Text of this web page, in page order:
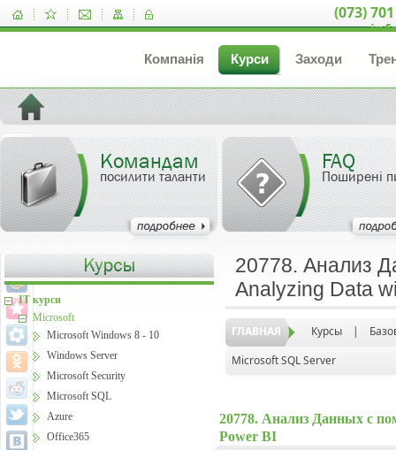
(073)
Компанія Курси Заходи
Командам
посилити таланти
FAQ
Поширені
20778. Анализ
Analyzing Data
ГЛАВНАЯ Курсы |
Microsoft SQL Server
20778. Анализ Данных с
Power BI
IT курси
Microsoft
Microsoft Windows 8 - 10
Windows Server
Microsoft Security
Microsoft SQL
Azure
Office365